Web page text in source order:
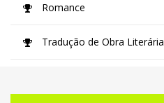
Romance
Tradução de Obra Literária